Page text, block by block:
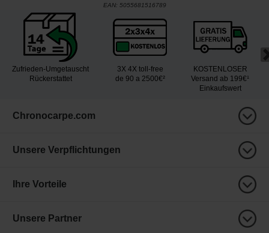
EAN: 5055681516789
Zufrieden-Umgetauscht
Rückerstattet
3X 4X toll-free
de 90 a 2500€²
KOSTENLOSER
Versand ab 199€¹
Einkaufswert
Chronocarpe.com
Unsere Verpflichtungen
Ihre Vorteile
Unsere Partner